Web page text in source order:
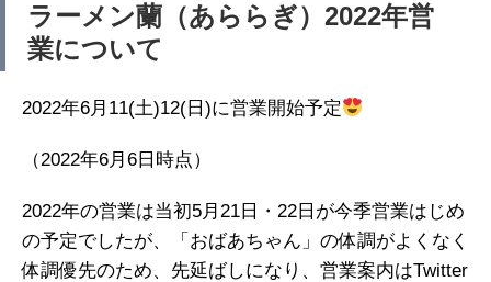
ラーメン蘭（あららぎ）2022年営
業について
2022年6月 11(土)12( 日 )に営業開始予定
（2022年6月6日時点）
2022年の営業は当初5月21日・22日が今季営業はじめ
の予定でしたが、「おばあちゃん」の体調がよくなく
体調優先のため、先延ばしになり、営業案内はTwitter